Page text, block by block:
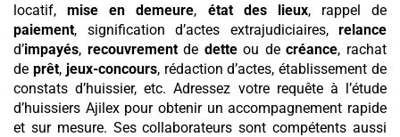
locatif,mise en demeure, état des lieux, rappel de
paiement, signification d’actes extrajudiciaires, relance
d’impayés, recouvrementde detteou decréance, rachat
de prêt, jeux-concours, rédaction d’actes, établissement de
constats d’huissier, etc. Adressez votre requête à l’étude
d’huissiers Ajilex pour obtenir un accompagnement rapide
et sur mesure. Ses collaborateurs sont compétents aussi